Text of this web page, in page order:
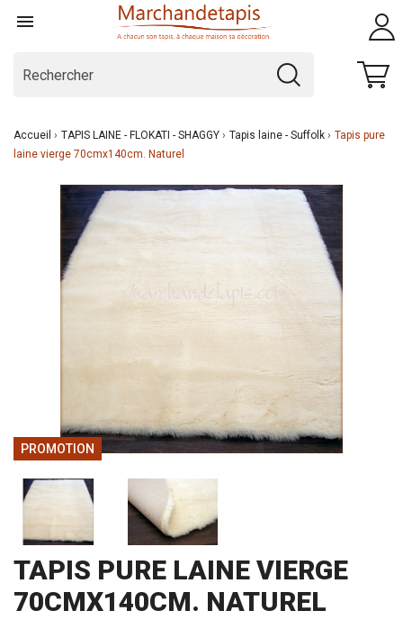

Accueil TAPIS LAINE - FLOKATI - SHAGGY Tapis laine - Suffolk
Tapis pure
laine vierge 70cmx140cm. Naturel
PROMOTION
TAPIS PURE LAINE VIERGE
70CMX140CM. NATUREL